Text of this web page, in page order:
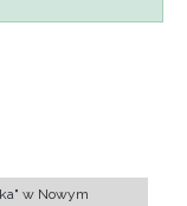
w Nowym